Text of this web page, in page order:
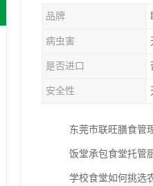
品牌
病虫害
是否进口
安全性
东莞市联旺膳食管
饭堂承包食堂托管
学校食堂如何挑选